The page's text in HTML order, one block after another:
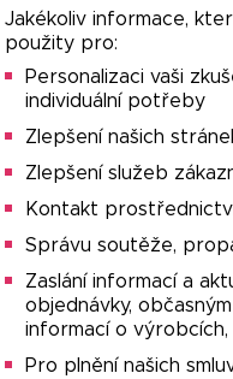
Jakékoliv informace,
použity pro:
Personalizaci vaši
individuální potřeby
Zlepšení našich
Zlepšení služeb
Kontakt
Správu soutěže,
Zaslání informací a
objednávky,
informací o výrobcích,
Pro plnění našich